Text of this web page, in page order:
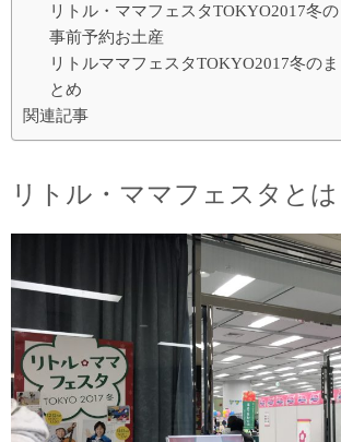
リトル・ママフェスタTOKYO2017冬の
事前予約お土産
リトルママフェスタTOKYO2017冬のま
とめ
関連記事
リトル・ママフェスタとは